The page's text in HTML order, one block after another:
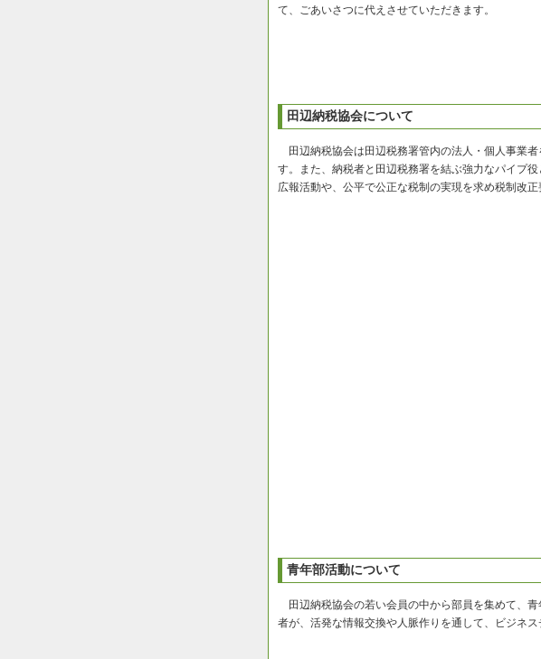
て、ごあいさつに代えさせていただきます。
田辺納税協会について
田辺納税協会は田辺税務署管内の法人・個人事業
す。また、納税者と田辺税務署を結ぶ強力なパイプ
広報活動や、公平で公正な税制の実現を求め税制改
青年部活動について
田辺納税協会の若い会員の中から部員を集めて、
者が、活発な情報交換や人脈作りを通して、ビジネ